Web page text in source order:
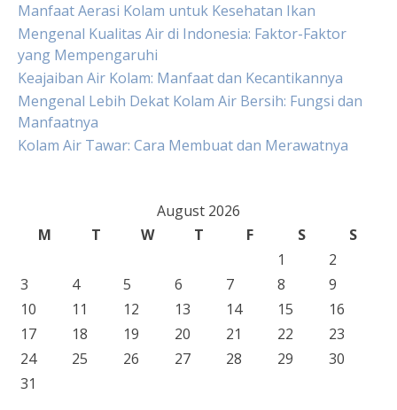
Manfaat Aerasi Kolam untuk Kesehatan Ikan
Mengenal Kualitas Air di Indonesia: Faktor-Faktor
yang Mempengaruhi
Keajaiban Air Kolam: Manfaat dan Kecantikannya
Mengenal Lebih Dekat Kolam Air Bersih: Fungsi dan
Manfaatnya
Kolam Air Tawar: Cara Membuat dan Merawatnya
August 2026
M
T W T F S
S
1
2
3
4 5 6 7 8
9
10
11 12 13 14 15
16
17
18 19 20 21 22
23
24
25 26 27 28 29
30
31